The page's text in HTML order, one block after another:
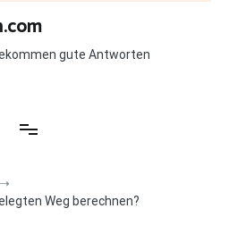
gute Antworten
Weg berechnen?